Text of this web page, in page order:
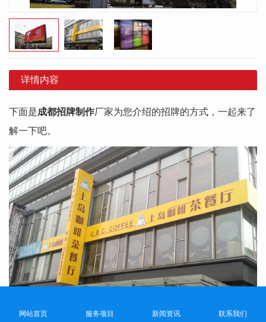
详情内容
下面是成都招牌制作厂家为您介绍的招牌的方式，一起来了
解一下吧。
网站首页 服务项目 新闻资讯 联系我们